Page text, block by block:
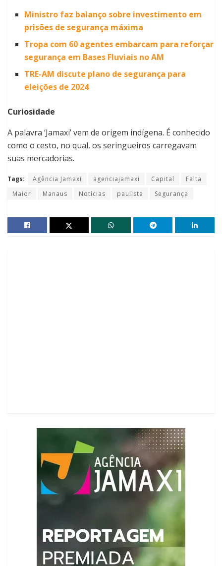
Ministro faz balanço sobre investimento em
prisões de segurança máxima
Tropa com 60 agentes embarcam para reforçar
segurança em Bases Fluviais no AM
TRE-AM discute plano de segurança para
eleições de 2024
Curiosidade
A palavra ‘Jamaxi’ vem de origem indígena. É conhecido
como o cesto, no qual, os seringueiros carregavam
suas mercadorias.
Tags: Agência Jamaxi agenciajamaxi Capital
Falta
Maior
Manaus Notícias paulista Segurança